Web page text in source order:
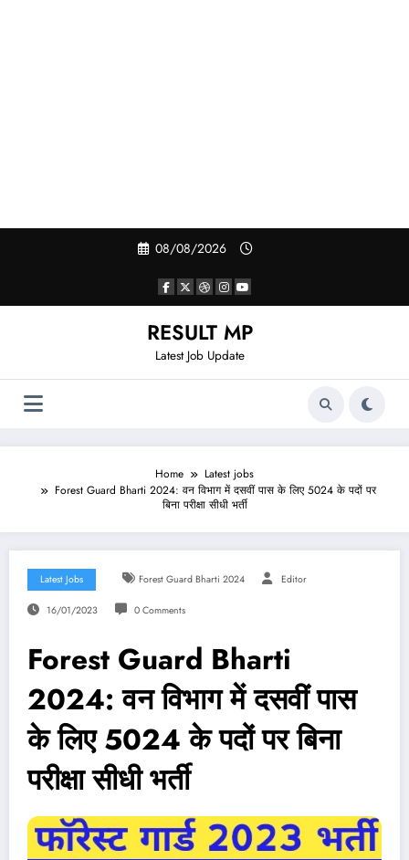
08/08/2026
RESULT MP
Latest Job Update
Home
Latest jobs
Forest Guard Bharti 2024: वन विभाग में दसवीं पास के लिए 5024 के पदों पर
बिना परीक्षा सीधी भर्ती
Latest Jobs Forest Guard Bharti 2024 Editor
16/01/2023 0 Comments
Forest Guard Bharti
2024: वन विभाग में दसवीं पास
के लिए 5024 के पदों पर बिना
परीक्षा सीधी भर्ती